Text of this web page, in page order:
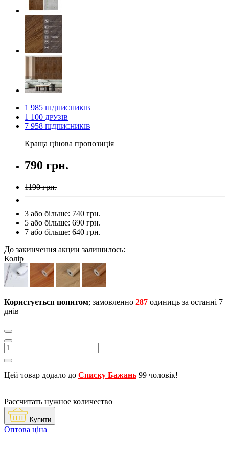
1 985 ПІДПИСНИКІВ
1 100 ДРУЗІВ
7 958 ПІДПИСНИКІВ
Краща цінова пропозиція
790 грн.
1190 грн.
3 або більше: 740 грн.
5 або більше: 690 грн.
7 або більше: 640 грн.
До закинчення акции залишилось:
Колір
Користується попитом; замовленно 287 одиниць за останні 7
днів
Цей товар додало до Списку Бажань 99 чоловік!
Рассчитать нужное количество
Купити
Оптова ціна